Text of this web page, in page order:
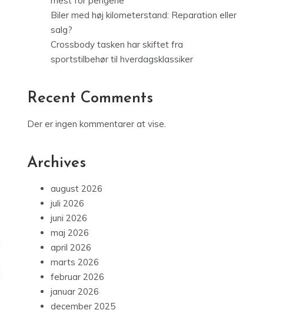
Biler med høj kilometerstand: Reparation eller
salg?
Crossbody tasken har skiftet fra
sportstilbehør til hverdagsklassiker
Recent Comments
Der er ingen kommentarer at vise.
Archives
august 2026
juli 2026
juni 2026
maj 2026
april 2026
marts 2026
februar 2026
januar 2026
december 2025